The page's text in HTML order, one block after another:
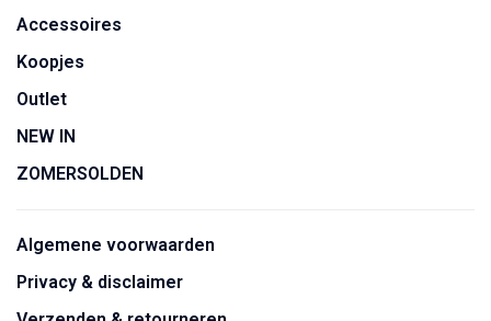
Accessoires
Koopjes
Outlet
NEW IN
ZOMERSOLDEN
Algemene voorwaarden
Privacy & disclaimer